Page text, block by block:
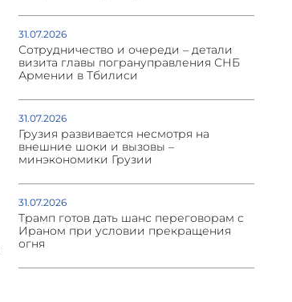
31.07.2026
Сотрудничество и очереди – детали
визита главы погрануправления СНБ
Армении в Тбилиси
31.07.2026
Грузия развивается несмотря на
внешние шоки и вызовы –
минэкономики Грузии
31.07.2026
Трамп готов дать шанс переговорам с
Ираном при условии прекращения
огня